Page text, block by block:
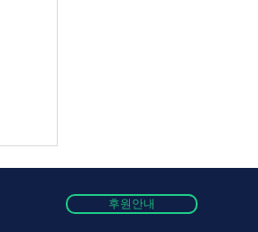
후원안내